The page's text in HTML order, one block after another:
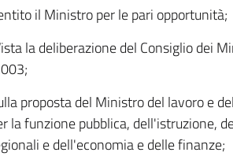
il Ministro per le pari opportunità;
la deliberazione del Consiglio dei
proposta del Ministro del lavoro e
la funzione pubblica, dell'istruzione,
e dell'economia e delle finanze;